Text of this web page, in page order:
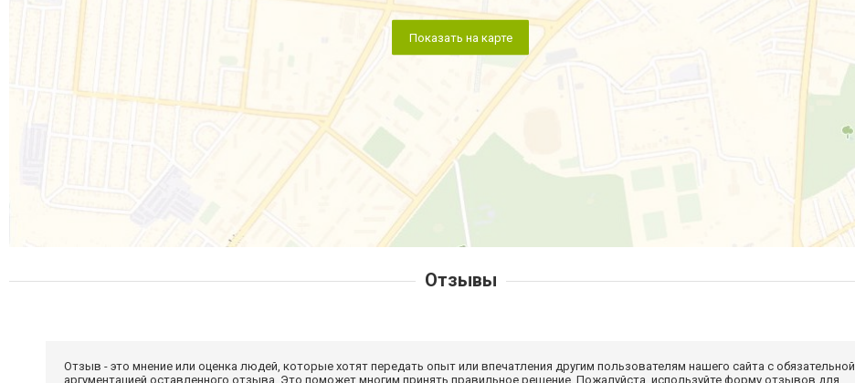
Показать на карте
Отзывы
Отзыв - это мнение или оценка людей, которые хотят передать опыт или впечатления другим пользователям нашего сайта с обязательной
аргументацией оставленного отзыва. Это поможет многим принять правильное решение. Пожалуйста, используйте форму отзывов для